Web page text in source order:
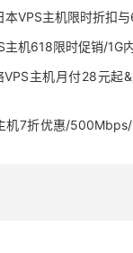
本VPS主机限时折扣
主机618限时促销/1G
主机月付28元起
机7折优惠/